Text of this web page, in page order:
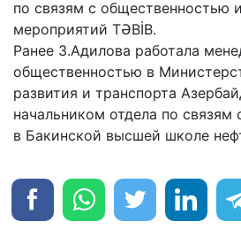
по связям с общественностью
мероприятий TƏBİB.
Ранее З.Адилова работала
общественностью в
развития и транспорта
начальником отдела по
в Бакинской высшей школе